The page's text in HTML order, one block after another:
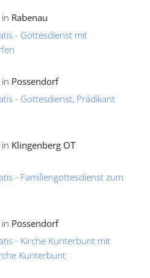
in Rabenau
- Gottesdienst mit
in Possendorf
- Gottesdienst, Prädikant
in Klingenberg OT
- Familiengottesdienst zum
in Possendorf
- Kirche Kunterbunt mit
Kunterbunt